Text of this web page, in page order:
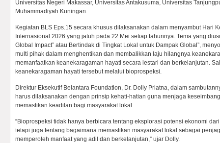
Universitas Negeri Makassar, Universitas Antakusuma, Universitas
Muhammadiyah Kuningan.
Kegiatan BLS Eps.15 secara khusus dilaksanakan dalam menyambut Hari
Internasional 2026 yang jatuh pada 22 Mei setiap tahunnya. Tema yang
Global Impact” atau Bertindak di Tingkat Lokal untuk Dampak Global”,
multi pihak dalam menghentikan dan membalikkan laju hilangnya
memanfaatkan keanekaragaman hayati secara lestari dan berkelanjutan.
keanekaragaman hayati tersebut melalui bioprospeksi.
Direktur Eksekutif Belantara Foundation, Dr. Dolly Priatna, dalam
harus dilaksanakan dengan prinsip kehati-hatian guna menjaga
memastikan keadilan bagi masyarakat lokal.
“Bioprospeksi tidak hanya berbicara tentang eksplorasi potensi ekonomi
tetapi juga tentang bagaimana memastikan masyarakat lokal sebagai
memperoleh manfaat yang adil dan berkelanjutan,” ujar Dolly.